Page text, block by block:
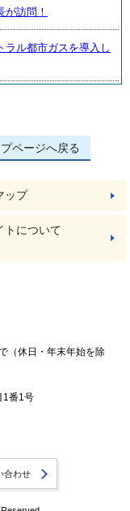
訪問！
ル都市ガスを導入し
プページへ戻る
ップ
トについて
（休日・年末年始を除
1番1号
合わせ